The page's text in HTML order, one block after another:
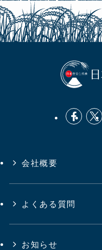
会社概要
よくある質問
お知らせ